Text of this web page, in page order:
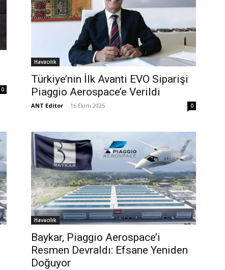
0
Havacılık
Türkiye’nin İlk Avanti EVO Siparişi
Piaggio Aerospace’e Verildi
ANT Editor - 16 Ekim 2025 0
Havacılık
Baykar, Piaggio Aerospace’i
Resmen Devraldı: Efsane Yeniden
Doğuyor